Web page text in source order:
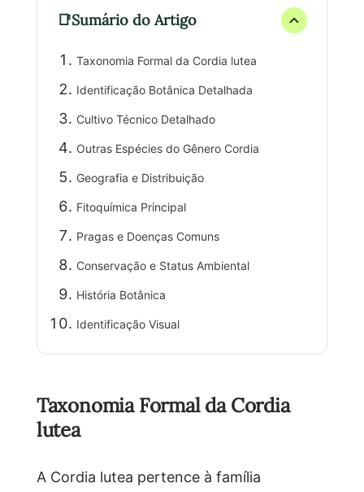
Sumário do Artigo
Taxonomia Formal da Cordia lutea
Identificação Botânica Detalhada
Cultivo Técnico Detalhado
Outras Espécies do Gênero Cordia
Geografia e Distribuição
Fitoquímica Principal
Pragas e Doenças Comuns
Conservação e Status Ambiental
História Botânica
Identificação Visual
Taxonomia Formal da Cordia
lutea
A Cordia lutea pertence à família